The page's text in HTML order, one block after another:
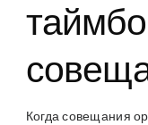
Когда совещания